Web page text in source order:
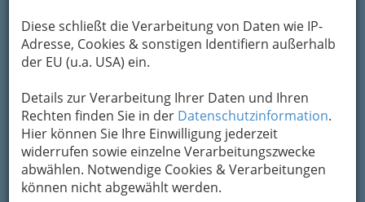
Diese schließt die Verarbeitung von Daten wie IP-
Adresse, Cookies & sonstigen Identifiern außerhalb
der EU (u.a. USA) ein.
Details zur Verarbeitung Ihrer Daten und Ihren
Rechten finden Sie in der Datenschutzinformation.
Hier können Sie Ihre Einwilligung jederzeit
widerrufen sowie einzelne Verarbeitungszwecke
abwählen. Notwendige Cookies & Verarbeitungen
können nicht abgewählt werden.
Anmelden auf info-graz.at - auch
über Facebook.
Login oder Registrierung
ganz obenin der rechten Ecke !
Für bestimmteLeistungen von info-graz.at
müssen Sie angemeldet sein. Falls Sie unseren
Eventkalender gratiseinsetzen wollen, um Ihre
Veranstaltungen den monatlich ca. 150.000
Usern zu präsentieren – nach dem Einloggen